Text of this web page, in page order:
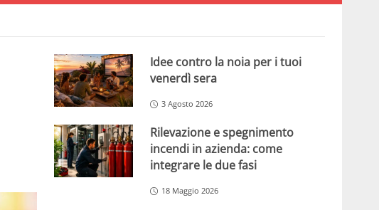
Idee contro la noia per i tuoi
venerdì sera
3 Agosto 2026
Rilevazione e spegnimento
incendi in azienda: come
integrare le due fasi
18 Maggio 2026